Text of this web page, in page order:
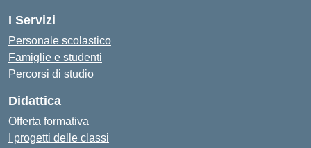
I Servizi
Personale scolastico
Famiglie e studenti
Percorsi di studio
Didattica
Offerta formativa
I progetti delle classi